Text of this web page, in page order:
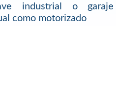
industrial o garaje
como motorizado